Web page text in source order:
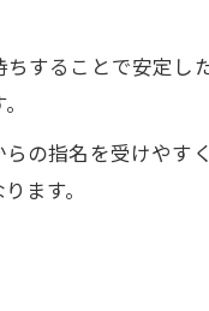
することで安定
の指名を受けやす
ます。